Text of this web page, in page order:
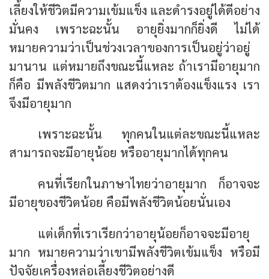
เลี้ยงให้ชีวิตมีความเข้มแข็ง และดำรงอยู่ได้ดีอย่าง
มั่นคง เพราะฉะนั้น อายุยิ่งมากก็ยิ่งดี ไม่ได้
หมายความว่าเป็นช่วงเวลาของการเป็นอยู่ว่าอยู่
มานาน แต่หมายถึงขณะนี้แหละ ถ้าเรามีอายุมาก
ก็คือ มีพลังชีวิตมาก แสดงว่าเราต้องแข็งแรง เรา
จึงมีอายุมาก
เพราะฉะนั้น ทุกคนในแต่ละขณะนี้แหละ
สามารถจะมีอายุน้อย หรืออายุมากได้ทุกคน
คนที่เรียกในภาษาไทยว่าอายุมาก ก็อาจจะ
มีอายุของชีวิตน้อย คือมีพลังชีวิตน้อยนั่นเอง
แต่เด็กที่เราเรียกว่าอายุน้อยก็อาจจะมีอายุ
มาก หมายความว่าเขามีพลังชีวิตเข้มแข็ง หรือมี
ปัจจัยเครื่องหล่อเลี้ยงชีวิตอย่างดี